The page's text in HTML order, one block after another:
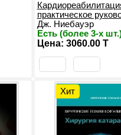
практическое
Дж. Ниебауэр
Есть (более 3-х
Цена: 3060.00 T
Хит